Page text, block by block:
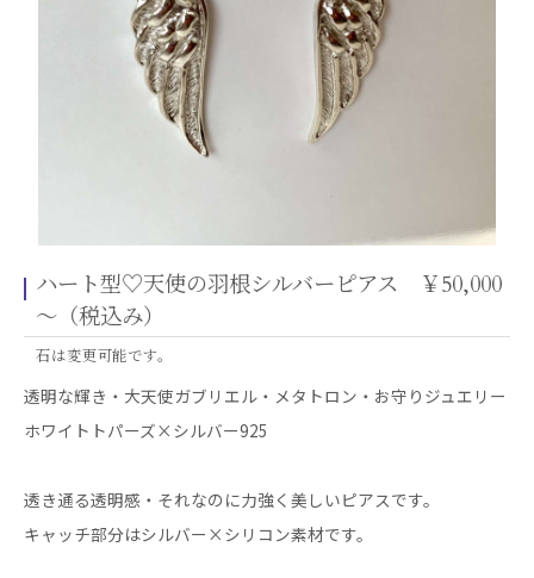
ハート型♡天使の羽根シルバーピアス ￥50,000
～（税込み）
石は変更可能です。
透明な輝き・大天使ガブリエル・メタトロン・お守りジュエリー
ホワイトトパーズ×シルバー925
透き通る透明感・それなのに力強く美しいピアスです。
キャッチ部分はシルバー×シリコン素材です。